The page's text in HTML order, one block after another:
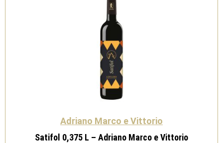
Adriano Marco e Vittorio
Satifol 0,375 L – Adriano Marco e Vittorio